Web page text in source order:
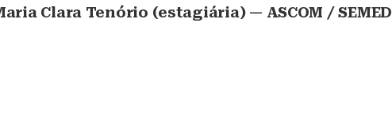
Clara Tenório (estagiária) — ASCOM / SEMED